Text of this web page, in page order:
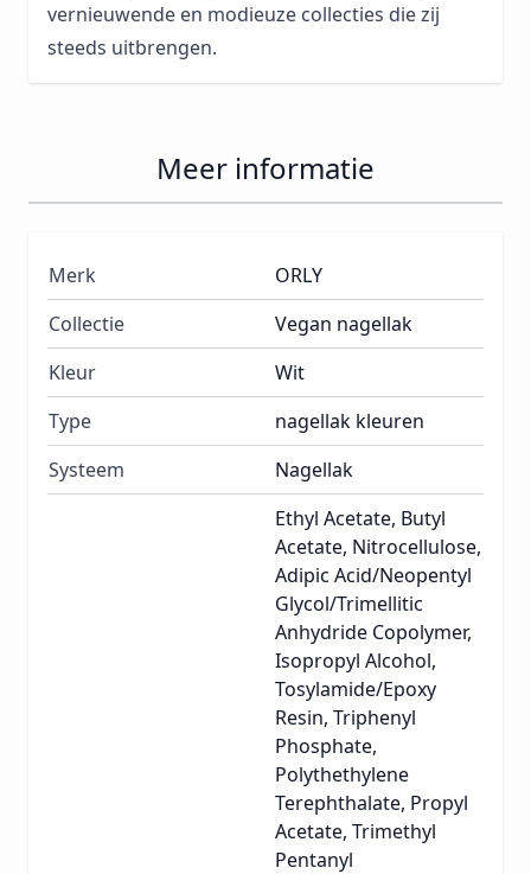
vernieuwende en modieuze collecties die zij
steeds uitbrengen.
Meer informatie
Merk
ORLY
Collectie
Vegan nagellak
Kleur
Wit
Type
nagellak kleuren
Systeem
Nagellak
Ethyl Acetate, Butyl
Acetate, Nitrocellulose,
Adipic Acid/Neopentyl
Glycol/Trimellitic
Anhydride Copolymer,
Isopropyl Alcohol,
Tosylamide/Epoxy
Resin, Triphenyl
Phosphate,
Polythethylene
Terephthalate, Propyl
Acetate, Trimethyl
Pentanyl